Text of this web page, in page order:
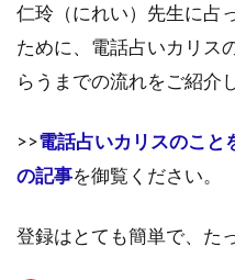
仁玲（にれい）先生に占
ために、電話占いカリス
らうまでの流れをご紹介
>>電話占いカリスのこと
の記事を御覧ください。
登録はとても簡単で、た